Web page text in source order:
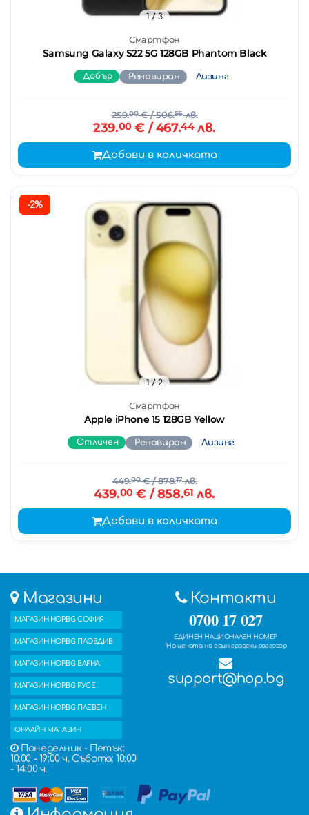
Смартфон
Samsung Galaxy S22 5G 128GB Phantom Black
1/ 3
Добър Реновиран Лизинг
259.00€/ 506.56лв.
239.00€ / 467.44лв.
Добави в количката
-2%
Смартфон
Apple iPhone 15 128GB Yellow
1/ 2
Отличен Реновиран Лизинг
449.00€/ 878.17лв.
439.00€ / 858.61 лв.
Добави в количката
Магазини
МАГАЗИН HOP.BG СОФИЯ
МАГАЗИН HOP.BG ПЛОВДИВ
МАГАЗИН HOP.BG ВАРНА
МАГАЗИН HOP.BG РУСЕ
МАГАЗИН HOP.BG ПЛЕВЕН
ОНЛАЙН МАГАЗИН
Понеделник - Петък:
10:00 - 19:00 ч. Събота: 10:00
- 14:00 ч.
Контакти
0700 17 027
ЕДИНЕН НАЦИОНАЛЕН НОМЕР
*На цената на един градски разговор
support@hop.bg